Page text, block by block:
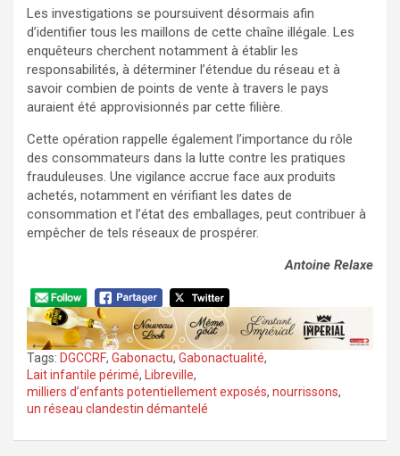
Les investigations se poursuivent désormais afin
d’identifier tous les maillons de cette chaîne illégale. Les
enquêteurs cherchent notamment à établir les
responsabilités, à déterminer l’étendue du réseau et à
savoir combien de points de vente à travers le pays
auraient été approvisionnés par cette filière.
Cette opération rappelle également l’importance du rôle
des consommateurs dans la lutte contre les pratiques
frauduleuses. Une vigilance accrue face aux produits
achetés, notamment en vérifiant les dates de
consommation et l’état des emballages, peut contribuer à
empêcher de tels réseaux de prospérer.
Antoine Relaxe
Tags: DGCCRF, Gabonactu, Gabonactualité,
Lait infantile périmé, Libreville,
milliers d’enfants potentiellement exposés, nourrissons,
un réseau clandestin démantelé